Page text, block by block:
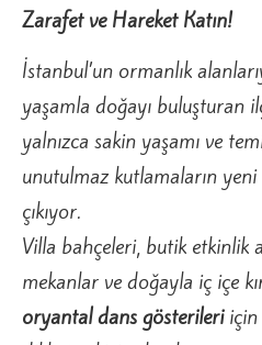
Zarafet ve Hareket Katın!
İstanbul’un ormanlık
yaşamla doğayı buluşturan
yalnızca sakin yaşamı ve
unutulmaz kutlamaların
çıkıyor.
Villa bahçeleri, butik etkinlik
mekanlar ve doğayla iç içe
oryantal dans gösterileriiçin